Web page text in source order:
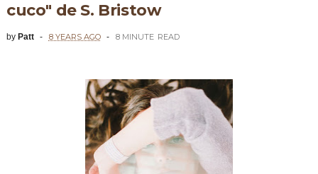
cuco" de S. Bristow
by Patt 8 YEARS AGO 8 MINUTE READ